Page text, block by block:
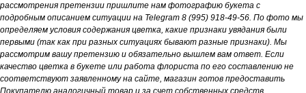
рассмотрения претензии пришлите нам фотографию букета с
подробным описанием ситуации на Telegram 8 (995) 918-49-56. По фото мы
определяем условия содержания цветка, какие признаки увядания были
первыми (так как при разных ситуациях бывают разные признаки). Мы
рассмотрим вашу претензию и обязательно вышлем вам ответ. Если
качество цветка в букете или работа флориста по его составлению не
соответствуют заявленному на сайте, магазин готов предоставить